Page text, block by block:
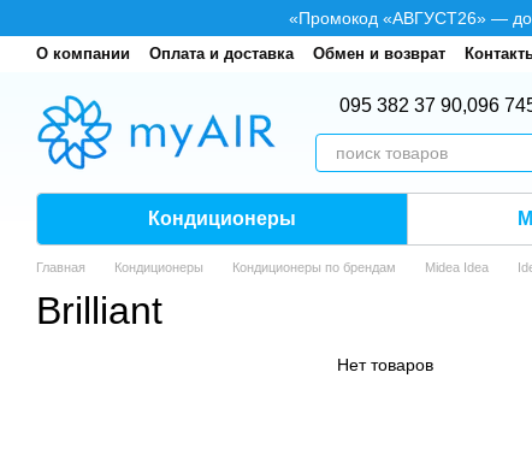
«Промокод «АВГУСТ26» —
О компании Оплата и доставка Обмен и возврат
095 382 37 90,096
Кондиционеры
Главная Кондиционеры Кондиционеры по брендам Midea Idea
Brilliant
Нет товаров